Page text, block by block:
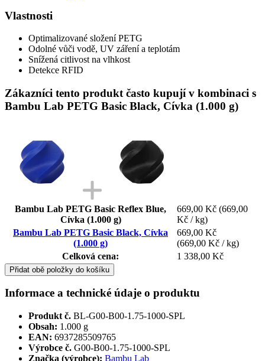
Vlastnosti
Optimalizované složení PETG
Odolné vůči vodě, UV záření a teplotám
Snížená citlivost na vlhkost
Detekce RFID
Zákazníci tento produkt často kupují v kombinaci s
Bambu Lab PETG Basic Black, Cívka (1.000 g)
Bambu Lab PETG Basic Reflex Blue,
Cívka (1.000 g)
669,00 Kč (669,00
Kč / kg)
Bambu Lab PETG Basic Black, Cívka
(1.000 g)
669,00 Kč
(669,00 Kč / kg)
Celková cena:
1 338,00 Kč
Přidat obě položky do košíku
Informace a technické údaje o produktu
Produkt č. BL-G00-B00-1.75-1000-SPL
Obsah: 1.000 g
EAN: 6937285509765
Výrobce č. G00-B00-1.75-1000-SPL
Značka (výrobce): Bambu Lab